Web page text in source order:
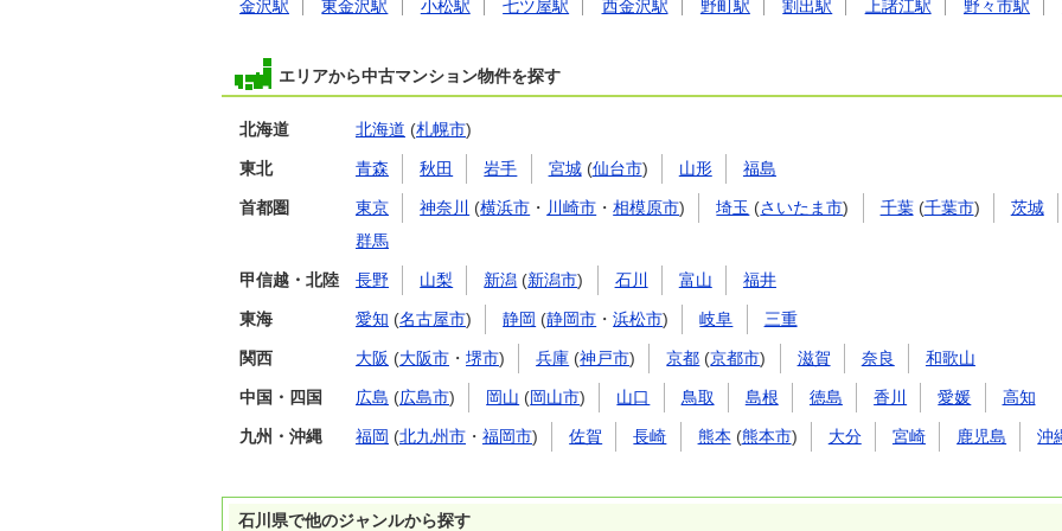
金沢駅 東金沢駅 小松駅 七ツ屋駅 西金沢駅 野町駅 割出駅 上諸江駅 野々市駅
エリアから中古マンション物件を探す
北海道 北海道 (札幌市)
東北 青森 秋田 岩手 宮城(仙台市) 山形 福島
首都圏 東京 神奈川 (横浜市 ・ 川崎市 ・相模原市) 埼玉 (さいたま市) 千葉(千葉市) 茨城
群馬
甲信越・北陸 長野 山梨 新潟 (新潟市) 石川 富山 福井
東海 愛知 (名古屋市) 静岡 (静岡市 ・浜松市) 岐阜 三重
関西 大阪 (大阪市 ・ 堺市) 兵庫 (神戸市) 京都 (京都市) 滋賀 奈良 和歌山
中国・四国 広島 (広島市) 岡山 (岡山市) 山口 鳥取 島根 徳島 香川 愛媛 高知
九州・沖縄 福岡 (北九州市 ・ 福岡市) 佐賀 長崎 熊本 (熊本市) 大分 宮崎 鹿児島 沖
石川県で他のジャンルから探す